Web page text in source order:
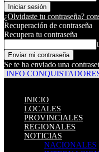
¿Olvidaste tu contraseña?
Recuperación de contraseña
Recupera tu contraseña
Se te ha enviado una
INFO
INICIO
LOCALES
PROVINCIALES
REGIONALES
NOTICIAS
NACIONALES